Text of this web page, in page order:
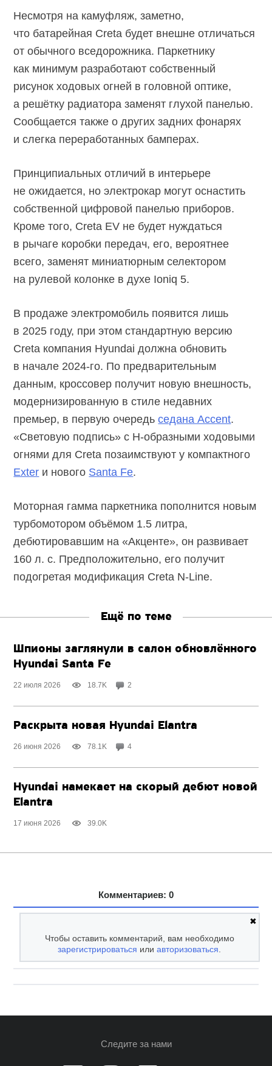
Несмотря на камуфляж, заметно,
что батарейная Creta будет внешне отличаться
от обычного вседорожника. Паркетнику
как минимум разработают собственный
рисунок ходовых огней в головной оптике,
а решётку радиатора заменят глухой панелью.
Сообщается также о других задних фонарях
и слегка переработанных бамперах.
Принципиальных отличий в интерьере
не ожидается, но электрокар могут оснастить
собственной цифровой панелью приборов.
Кроме того, Creta EV не будет нуждаться
в рычаге коробки передач, его, вероятнее
всего, заменят миниатюрным селектором
на рулевой колонке в духе Ioniq 5.
В продаже электромобиль появится лишь
в 2025 году, при этом стандартную версию
Creta компания Hyundai должна обновить
в начале 2024-го. По предварительным
данным, кроссовер получит новую внешность,
модернизированную в стиле недавних
премьер, в первую очередьседана Accent.
«Световую подпись» с Н-образными ходовыми
огнями для Creta позаимствуют у компактного
Exter и нового Santa Fe.
Моторная гамма паркетника пополнится новым
турбомотором объёмом 1.5 литра,
дебютировавшим на «Акценте», он развивает
160 л. с. Предположительно, его получит
подогретая модификация Creta N-Line.
Ещё по теме
Шпионы заглянули в салон обновлённого
Hyundai Santa Fe
22 июля 2026 18.7K 2
Раскрыта новая Hyundai Elantra
26 июня 2026 78.1K 4
Hyundai намекает на скорый дебют новой
Elantra
17 июня 2026 39.0K
Комментариев: 0
✖
Чтобы оставить комментарий, вам необходимо
зарегистрироваться илиавторизоваться.
Следите за нами